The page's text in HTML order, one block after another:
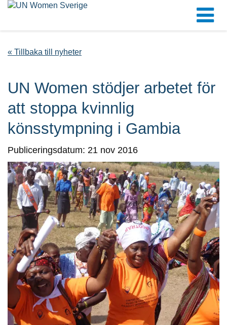
« Tillbaka till nyheter
UN Women stödjer arbetet för
att stoppa kvinnlig
könsstympning i Gambia
Publiceringsdatum: 21 nov 2016